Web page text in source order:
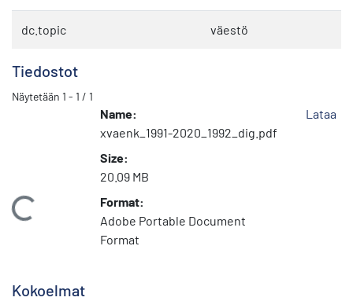
dc.topic väestö
Tiedostot
Näytetään 1 - 1 / 1
Ladataan...
Name:
xvaenk_1991-2020_1992_dig.pdf
Size:
20.09 MB
Format:
Adobe Portable Document
Format
Lataa
Kokoelmat